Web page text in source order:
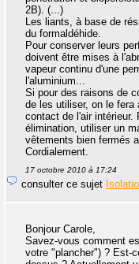
2B). (...)
Les liants, à base de
du formaldéhide.
Pour conserver leurs
doivent être mises à
vapeur continu d'une
l'aluminium...
Si pour des raisons de
de les utiliser, on le
contact de l'air intérieur.
élimination, utiliser un
vêtements bien fermés
Cordialement.
17 octobre 2010 à 17:24
consulter ce sujet
Bonjour Carole,
Savez-vous comment
votre "plancher") ? Est-